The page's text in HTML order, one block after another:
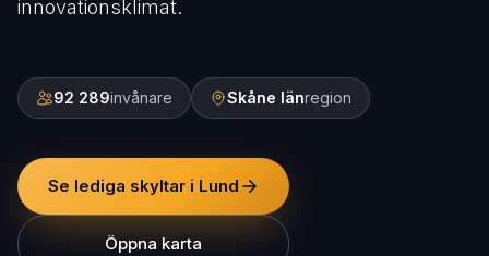
innovationsklimat.
92 289invånare Skåne länregion
Se lediga skyltar i Lund
Öppna karta